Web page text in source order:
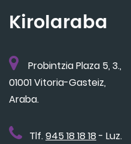
Kirolaraba
Probintzia Plaza 5, 3.,
01001 Vitoria-Gasteiz,
Araba.
Tlf.945 18 18 18 - Luz.